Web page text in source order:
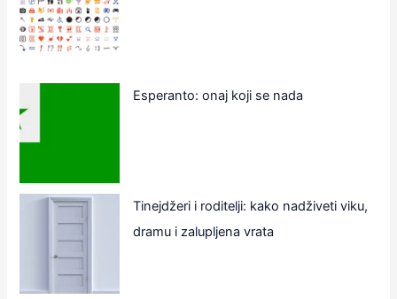
Esperanto: onaj koji se nada
Tinejdžeri i roditelji: kako nadživeti viku,
dramu i zalupljena vrata